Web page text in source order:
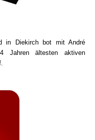
in Diekirch bot mit André
Jahren ältesten aktiven